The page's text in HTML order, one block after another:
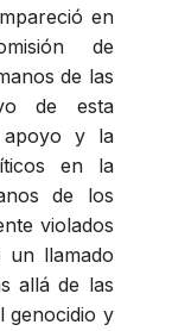
en
de
de las
de esta
apoyo y la
en la
de los
violados
un llamado
allá de las
genocidio y